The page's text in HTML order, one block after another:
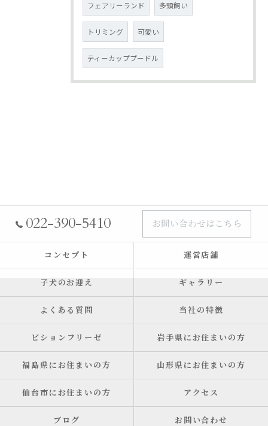
フェアリーランド 多頭飼い
トリミング 可愛い
ティーカッププードル
022-390-5410 お問い合わせはこちら
コンセプト 運営店舗
子犬のお迎え ギャラリー
よくある質問 当社の特徴
ビションフリーゼ 岩手県にお住まいの方
福島県にお住まいの方 山形県にお住まいの方
仙台市にお住まいの方 アクセス
ブログ お問い合わせ